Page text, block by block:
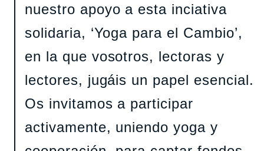
nuestro apoyo a esta inciativa
solidaria, ‘Yoga para el Cambio’,
en la que vosotros, lectoras y
lectores, jugáis un papel esencial.
Os invitamos a participar
activamente, uniendo yoga y